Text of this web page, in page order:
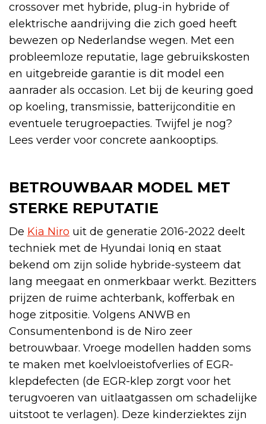
crossover met hybride, plug-in hybride of
elektrische aandrijving die zich goed heeft
bewezen op Nederlandse wegen. Met een
probleemloze reputatie, lage gebruikskosten
en uitgebreide garantie is dit model een
aanrader als occasion. Let bij de keuring goed
op koeling, transmissie, batterijconditie en
eventuele terugroepacties. Twijfel je nog?
Lees verder voor concrete aankooptips.
BETROUWBAAR MODEL MET
STERKE REPUTATIE
De Kia Niro uit de generatie 2016-2022 deelt
techniek met de Hyundai Ioniq en staat
bekend om zijn solide hybride-systeem dat
lang meegaat en onmerkbaar werkt. Bezitters
prijzen de ruime achterbank, kofferbak en
hoge zitpositie. Volgens ANWB en
Consumentenbond is de Niro zeer
betrouwbaar. Vroege modellen hadden soms
te maken met koelvloeistofverlies of EGR-
klepdefecten (de EGR-klep zorgt voor het
terugvoeren van uitlaatgassen om schadelijke
uitstoot te verlagen). Deze kinderziektes zijn